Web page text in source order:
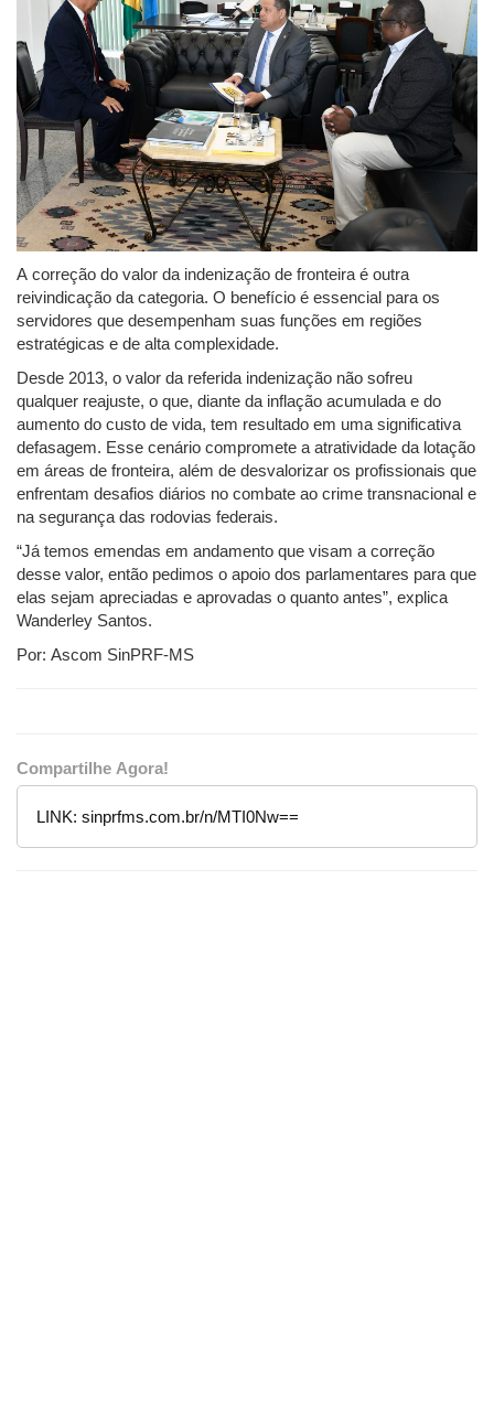
A correção do valor da indenização de fronteira é outra
reivindicação da categoria. O benefício é essencial para os
servidores que desempenham suas funções em regiões
estratégicas e de alta complexidade.
Desde 2013, o valor da referida indenização não sofreu
qualquer reajuste, o que, diante da inflação acumulada e do
aumento do custo de vida, tem resultado em uma significativa
defasagem. Esse cenário compromete a atratividade da lotação
em áreas de fronteira, além de desvalorizar os profissionais que
enfrentam desafios diários no combate ao crime transnacional e
na segurança das rodovias federais.
“Já temos emendas em andamento que visam a correção
desse valor, então pedimos o apoio dos parlamentares para que
elas sejam apreciadas e aprovadas o quanto antes”, explica
Wanderley Santos.
Por: Ascom SinPRF-MS
Compartilhe Agora!
LINK: sinprfms.com.br/n/MTI0Nw==